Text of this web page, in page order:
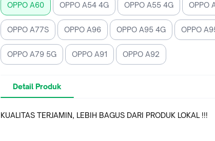
OPPO A60 OPPO A54 4G OPPO A55 4G OPPO
OPPO A77S OPPO A96 OPPO A95 4G OPPO
OPPO A79 5G OPPO A91 OPPO A92
Detail Produk
KUALITAS TERJAMIN, LEBIH BAGUS DARI PRODUK LOKAL !!!